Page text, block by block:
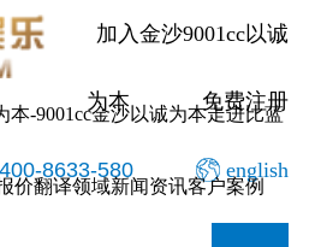
加入金沙9001cc以诚
为本 免费注册
400-8633-580 english
本-9001cc金沙以诚为本走进比蓝
价翻译领域新闻资讯客户案例